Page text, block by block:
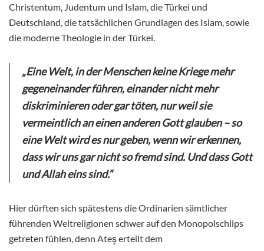
Christentum, Judentum und Islam, die Türkei und
Deutschland, die tatsächlichen Grundlagen des Islam, sowie
die moderne Theologie in der Türkei.
„Eine Welt, in der Menschen keine Kriege mehr
gegeneinander führen, einander nicht mehr
diskriminieren oder gar töten, nur weil sie
vermeintlich an einen anderen Gott glauben – so
eine Welt wird es nur geben, wenn wir erkennen,
dass wir uns gar nicht so fremd sind. Und dass Gott
und Allah eins sind.“
Hier dürften sich spätestens die Ordinarien sämtlicher
führenden Weltreligionen schwer auf den Monopolschlips
getreten fühlen, denn Ateş erteilt dem